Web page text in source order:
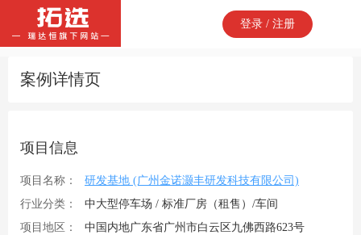
登录 / 注册
案例详情页
项目信息
项目名称：
研发基地 (广州金诺灏丰研发科技有限公司)
行业分类：
中大型停车场 / 标准厂房（租售）/车间
项目地区：
中国内地广东省广州市白云区九佛西路623号